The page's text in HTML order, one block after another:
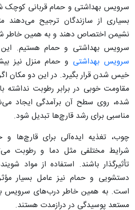
سرویس بهداشتی و حمام قربانی کوچک
بسیاری از سازندگان ترجیح می‌دهند
نشیمن اختصاص دهند و به همین خاطر
سرویس بهداشتی و حمام هستیم.
سرویس بهداشتی و حمام منزل نیز
خیس شدن قرار بگیرد. در این دو مکان
مقاومت خوبی در برابر رطوبت نداشته
شده، روی سطح آن برآمدگی ایجاد
مناسبی برای رشد قارچ‌ها تبدیل شود.
چوب، تغذیه ایده‌آلی برای قارچ‌ها
شرایط مختلفی مثل دما و رطوبت
تأثیرگذار باشند. استفاده از مواد
دستشویی و حمام نیز عامل بسیار
است. به همین خاطر درب‌های سرویس
مستعد پوسیدگی در درازمدت هستند.